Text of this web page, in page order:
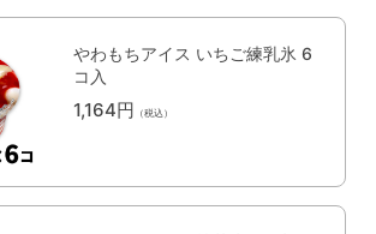
やわもちアイス いちご練乳氷 6
コ入
1,164円 （税込）